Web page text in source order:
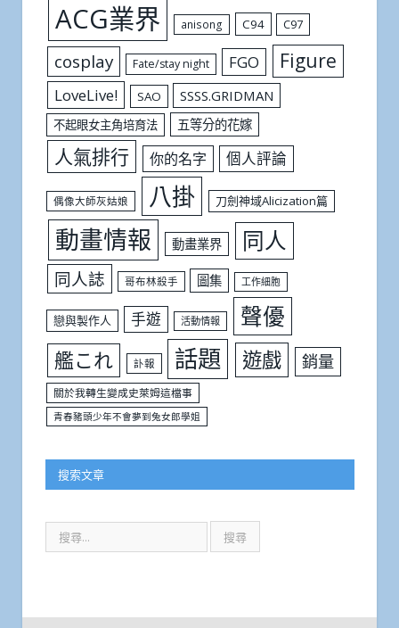
ACG業界 anisong C94 C97
cosplay Fate/stay night FGO Figure
LoveLive! SAO SSSS.GRIDMAN
不起眼女主角培育法 五等分的花嫁
人氣排行 你的名字 個人評論
偶像大師灰姑娘 八掛 刀劍神域Alicization篇
動畫情報 動畫業界 同人
同人誌 哥布林殺手 圖集 工作細胞
戀與製作人 手遊 活動情報 聲優
艦これ 訃報 話題 遊戲 銷量
關於我轉生變成史萊姆這檔事
青春豬頭少年不會夢到兔女郎學姐
搜索文章